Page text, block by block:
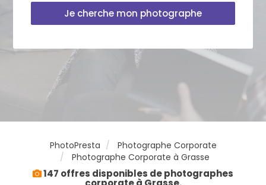
Je cherche mon photographe
PhotoPresta
Photographe Corporate
Photographe Corporate à Grasse
147 offres disponibles de photographes